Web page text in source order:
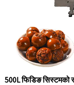
500L फिडिङ सिस्टमको